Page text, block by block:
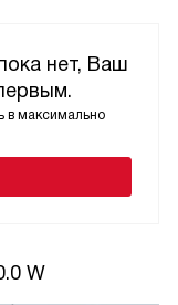
нет, Ваш
в максимально
W